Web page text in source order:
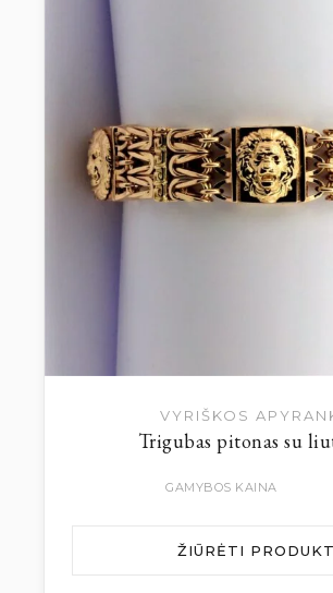
VYRIŠKOS
Trigubas pitonas su
GAMYBOS KAINA
ŽIŪRĖTI